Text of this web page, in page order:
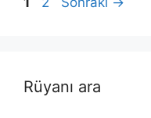
Rüyanı ara